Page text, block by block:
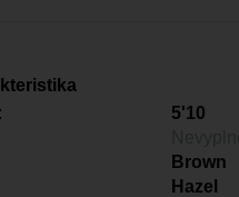
5'10
Brown
Hazel